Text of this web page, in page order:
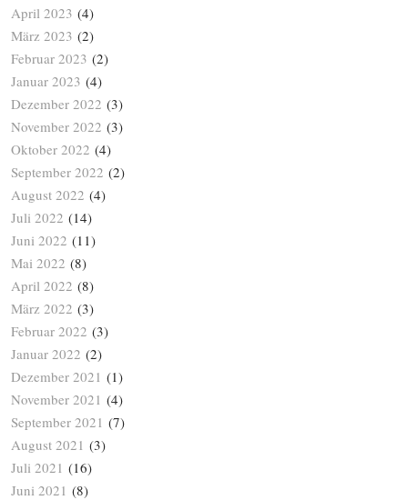
April 2023 (4)
März 2023 (2)
Februar 2023 (2)
Januar 2023 (4)
Dezember 2022 (3)
November 2022 (3)
Oktober 2022 (4)
September 2022 (2)
August 2022 (4)
Juli 2022 (14)
Juni 2022 (11)
Mai 2022 (8)
April 2022 (8)
März 2022 (3)
Februar 2022 (3)
Januar 2022 (2)
Dezember 2021 (1)
November 2021 (4)
September 2021 (7)
August 2021 (3)
Juli 2021 (16)
Juni 2021 (8)